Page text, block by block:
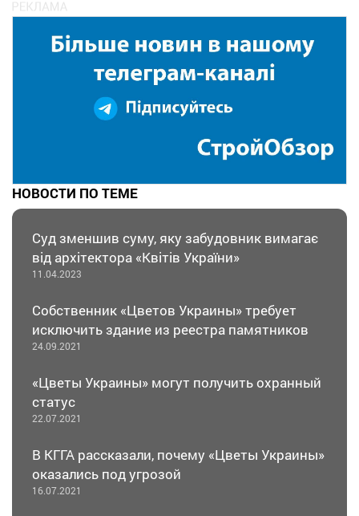
НОВОСТИ ПО ТЕМЕ
Суд зменшив суму, яку забудовник вимагає
від архітектора «Квітів України»
11.04.2023
Собственник «Цветов Украины» требует
исключить здание из реестра памятников
24.09.2021
«Цветы Украины» могут получить охранный
статус
22.07.2021
В КГГА рассказали, почему «Цветы Украины»
оказались под угрозой
16.07.2021